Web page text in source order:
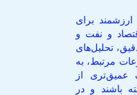
برای
و نفت و
تحلیل‌های
مرتبط، به
عمیق‌تری از
باشند و در